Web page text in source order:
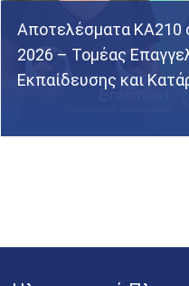
Αποτελέσματα KA210
2026 – Τομέας
Εκπαίδευσης και